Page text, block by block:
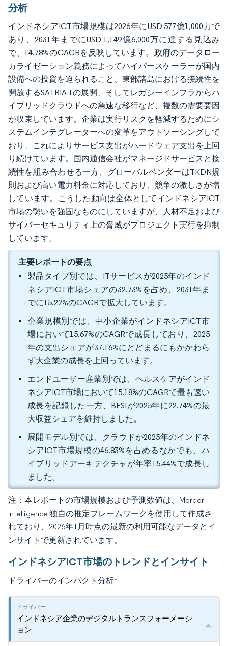
分析
インドネシアICT市場規模は2026年にUSD 577億1,000万で
あり、2031年までにUSD 1,149億6,000万に達する見込み
で、14.78%のCAGRを反映しています。政府のデータロー
カライゼーション義務によってハイパースケーラーが国内
設備への投資を迫られること、東部諸島における接続性を
開放するSATRIA-1の展開、そしてレガシーインフラからハ
イブリッドクラウドへの急速な移行など、複数の需要要因
が収束しています。企業は実行リスクを軽減するためにシ
ステムインテグレーターへの変革をアウトソーシングして
おり、これによりサービス支出がハードウェア支出を上回
り続けています。国内通信会社がマネージドサービスと接
続性を組み合わせる一方、グローバルベンダーはTKDN規
則および高い電力料金に対応しており、競争の激しさが増
しています。こうした動向は全体としてインドネシアICT
市場の勢いを強固なものにしていますが、人材不足および
サイバーセキュリティ上の脅威がプロジェクト実行を抑制
しています。
主要レポートの要点
製品タイプ別では、ITサービスが2025年のインド
ネシアICT市場シェアの32.73%を占め、2031年ま
でに15.22%のCAGRで拡大しています。
企業規模別では、中小企業がインドネシアICT市
場において15.67%のCAGRで成長しており、2025
年の支出シェアが37.16%にとどまるにもかかわら
ず大企業の成長を上回っています。
エンドユーザー産業別では、ヘルスケアがインド
ネシアICT市場において15.18%のCAGRで最も速い
成長を記録した一方、BFSIが2025年に22.74%の最
大収益シェアを維持しました。
展開モデル別では、クラウドが2025年のインドネ
シアICT市場規模の46.83%を占めるなかでも、ハ
イブリッドアーキテクチャが年率15.44%で成長し
ました。
注：本レポートの市場規模および予測数値は、Mordor
Intelligence 独自の推定フレームワークを使用して作成さ
れており、2026年1月時点の最新の利用可能なデータとイ
ンサイトで更新されています。
インドネシアICT市場のトレンドとインサイト
ドライバーのインパクト分析*
インドネシア企業のデジタルトランスフォーメーシ
ョン